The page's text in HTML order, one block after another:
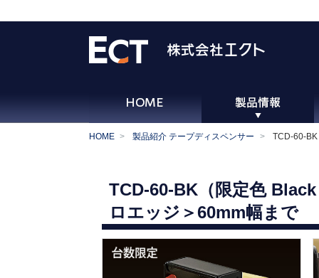
HOME 製品紹介 テープディスペンサー TCD-60-
TCD-60-BK（限定色
ロエッジ＞60mm幅まで